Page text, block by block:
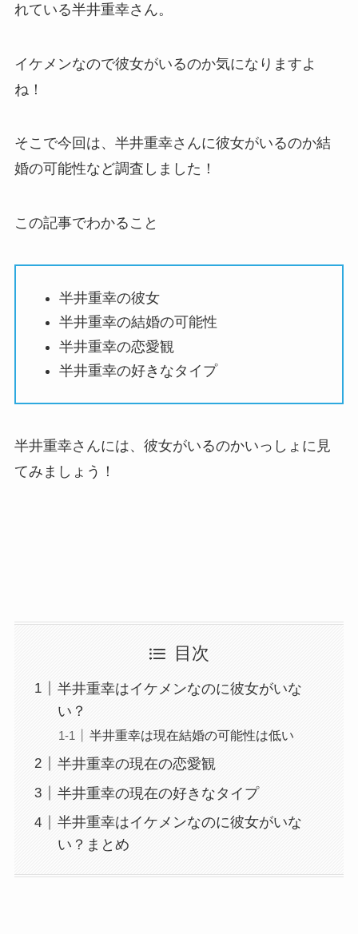
れている半井重幸さん。
イケメンなので彼女がいるのか気になりますよ
ね！
そこで今回は、半井重幸さんに彼女がいるのか結
婚の可能性など調査しました！
この記事でわかること
半井重幸の彼女
半井重幸の結婚の可能性
半井重幸の恋愛観
半井重幸の好きなタイプ
半井重幸さんには、彼女がいるのかいっしょに見
てみましょう！
目次
半井重幸はイケメンなのに彼女がいな
い？
半井重幸は現在結婚の可能性は低い
半井重幸の現在の恋愛観
半井重幸の現在の好きなタイプ
半井重幸はイケメンなのに彼女がいな
い？まとめ